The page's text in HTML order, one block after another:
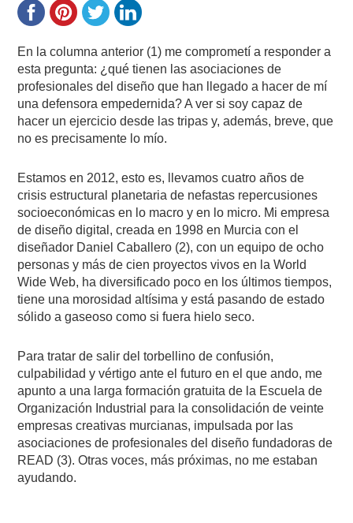
En la columna anterior (1) me comprometí a responder a
esta pregunta: ¿qué tienen las asociaciones de
profesionales del diseño que han llegado a hacer de mí
una defensora empedernida? A ver si soy capaz de
hacer un ejercicio desde las tripas y, además, breve, que
no es precisamente lo mío.
Estamos en 2012, esto es, llevamos cuatro años de
crisis estructural planetaria de nefastas repercusiones
socioeconómicas en lo macro y en lo micro. Mi empresa
de diseño digital, creada en 1998 en Murcia con el
diseñador Daniel Caballero (2), con un equipo de ocho
personas y más de cien proyectos vivos en la World
Wide Web, ha diversificado poco en los últimos tiempos,
tiene una morosidad altísima y está pasando de estado
sólido a gaseoso como si fuera hielo seco.
Para tratar de salir del torbellino de confusión,
culpabilidad y vértigo ante el futuro en el que ando, me
apunto a una larga formación gratuita de la Escuela de
Organización Industrial para la consolidación de veinte
empresas creativas murcianas, impulsada por las
asociaciones de profesionales del diseño fundadoras de
READ (3). Otras voces, más próximas, no me estaban
ayudando.